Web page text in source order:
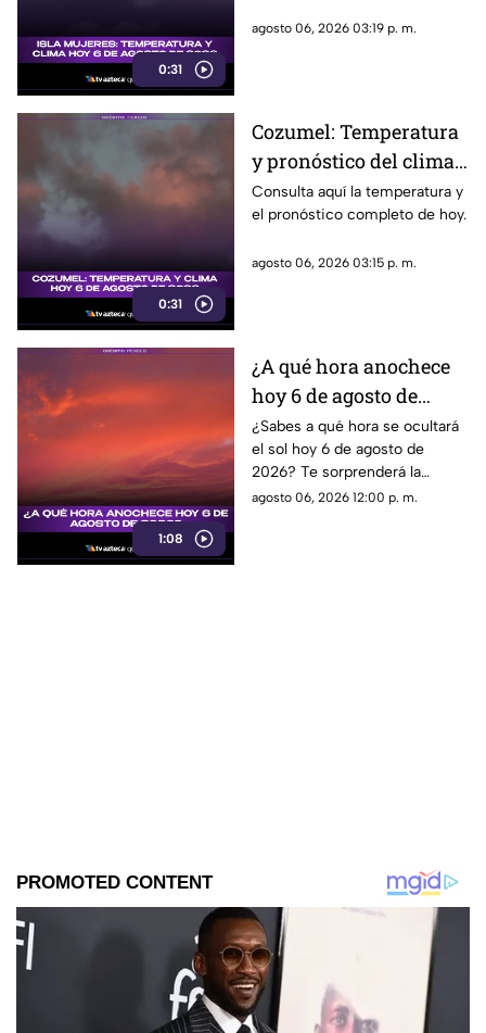
0:31
agosto 06, 2026 03:19 p. m.
0:31
Cozumel: Temperatura
y pronóstico del clima
para hoy, 6 de agosto de
2026
Consulta aquí la temperatura y
el pronóstico completo de hoy.
agosto 06, 2026 03:15 p. m.
1:08
¿A qué hora anochece
hoy 6 de agosto de
2026?
¿Sabes a qué hora se ocultará
el sol hoy 6 de agosto de
2026? Te sorprenderá la
respuesta. ¡No te pierdas esta
agosto 06, 2026 12:00 p. m.